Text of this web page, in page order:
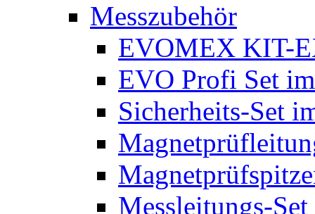
Messzubehör
EVOMEX KIT-
EVO Profi Set
Sicherheits-Set
Messleitungs-Set